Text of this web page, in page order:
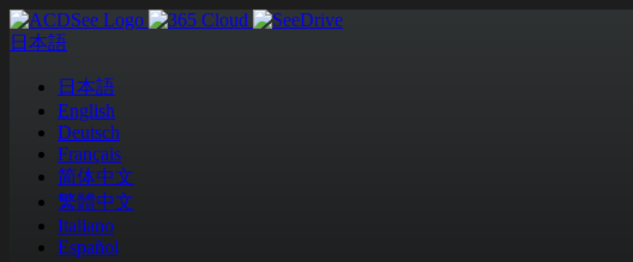
日本語
日本語
English
Deutsch
Français
简体中文
繁體中文
Italiano
Español